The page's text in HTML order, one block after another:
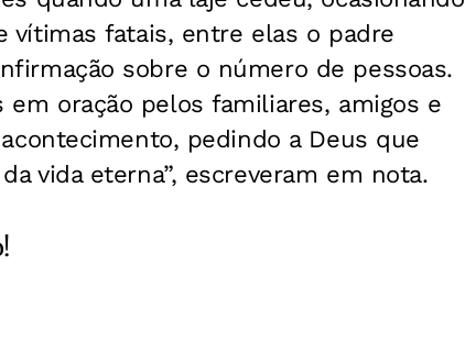
vítimas fatais, entre elas o padre
sobre o número de pessoas.
oração pelos familiares, amigos e
pedindo a Deus que
vida eterna”, escreveram em nota.